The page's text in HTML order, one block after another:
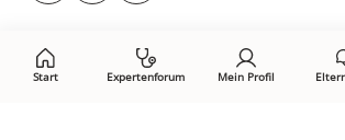
Start Expertenforum Mein Profil